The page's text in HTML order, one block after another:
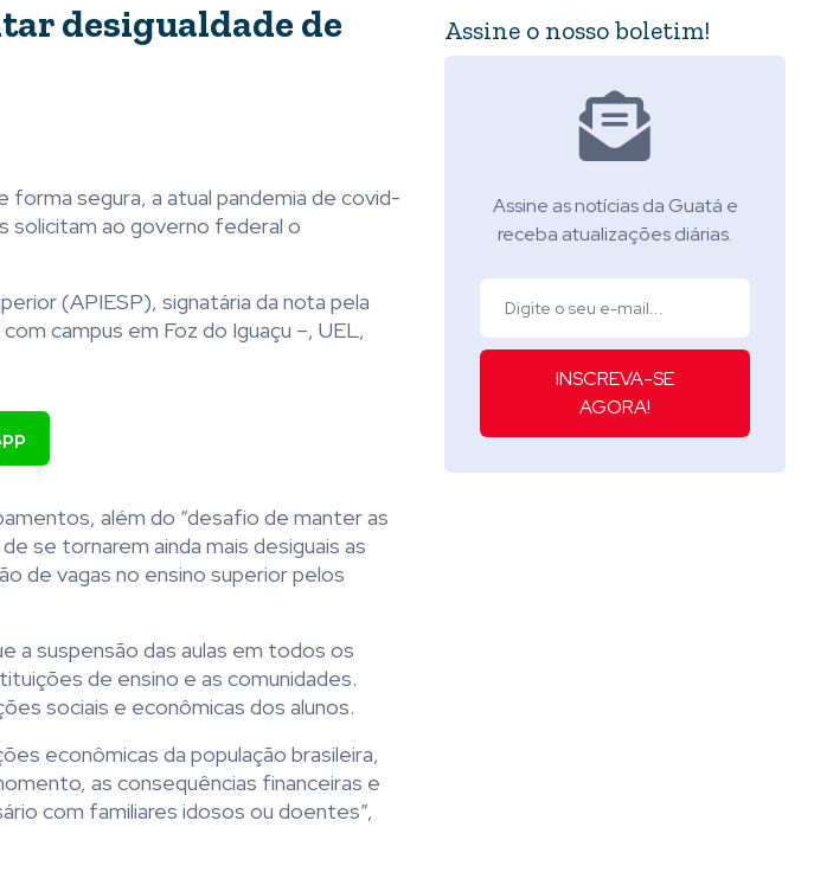
desigualdade de
forma segura, a atual pandemia de covid-
solicitam ao governo federal o
(APIESP), signatária da nota pela
campus em Foz do Iguaçu –, UEL,
além do “desafio de manter as
se tornarem ainda mais desiguais as
de vagas no ensino superior pelos
a suspensão das aulas em todos os
de ensino e as comunidades.
sociais e econômicas dos alunos.
econômicas da população brasileira,
as consequências financeiras e
com familiares idosos ou doentes”,
Assine o nosso boletim!
Assine as notícias da Guatá e
receba atualizações diárias.
INSCREVA-SE
AGORA!